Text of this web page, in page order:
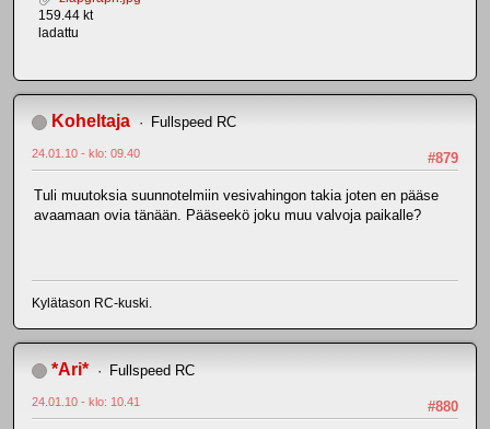
159.44 kt
ladattu
Koheltaja Fullspeed RC
#879
24.01.10 - klo: 09.40
Tuli muutoksia suunnotelmiin vesivahingon takia joten en pääse
avaamaan ovia tänään. Pääseekö joku muu valvoja paikalle?
Kylätason RC-kuski.
*Ari* Fullspeed RC
#880
24.01.10 - klo: 10.41